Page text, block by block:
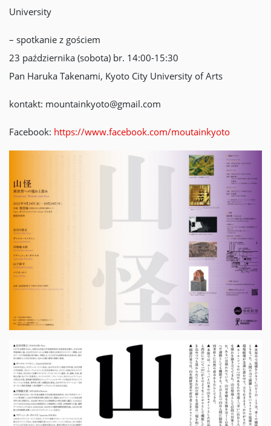
University
– spotkanie z gościem
23 października (sobota) br. 14:00-15:30
Pan Haruka Takenami, Kyoto City University of Arts
kontakt: mountainkyoto@gmail.com
Facebook: https://www.facebook.com/moutainkyoto